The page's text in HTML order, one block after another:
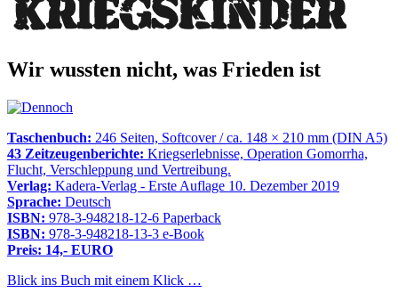
Wir wussten nicht, was Frieden ist
Taschenbuch: 246 Seiten, Softcover / ca. 148 × 210 mm (DIN A5)
43 Zeitzeugenberichte: Kriegserlebnisse, Operation Gomorrha,
Flucht, Verschleppung und Vertreibung.
Verlag: Kadera-Verlag - Erste Auflage 10. Dezember 2019
Sprache: Deutsch
ISBN: 978-3-948218-12-6 Paperback
ISBN: 978-3-948218-13-3 e-Book
Preis: 14,- EURO
Blick ins Buch mit einem Klick …